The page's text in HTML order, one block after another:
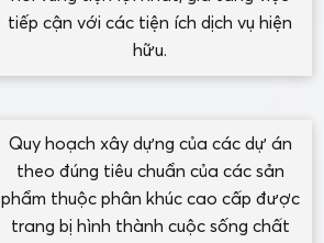
tiếp cận với các tiện ích dịch vụ hiện
hữu.
Quy hoạch xây dựng của các dự án
theo đúng tiêu chuẩn của các sản
phẩm thuộc phân khúc cao cấp được
trang bị hình thành cuộc sống chất